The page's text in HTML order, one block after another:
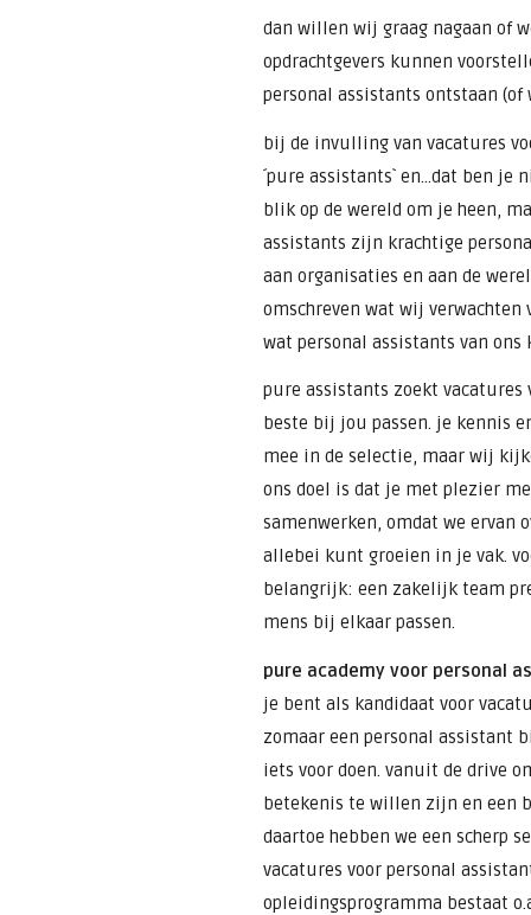
dan willen wij graag nagaan of
opdrachtgevers kunnen
personal assistants ontstaan
bij de invulling van vacatures
´pure assistants` en…dat ben je
blik op de wereld om je heen,
assistants zijn krachtige
aan organisaties en aan de
omschreven wat wij verwachten
wat personal assistants van ons
pure assistants zoekt vacatures
beste bij jou passen. je kennis
mee in de selectie, maar wij
ons doel is dat je met plezier
samenwerken, omdat we ervan
allebei kunt groeien in je vak.
belangrijk: een zakelijk team
mens bij elkaar passen.
pure academy voor personal
je bent als kandidaat voor
zomaar een personal assistant
iets voor doen. vanuit de drive
betekenis te willen zijn en een
daartoe hebben we een scherp
vacatures voor personal
opleidingsprogramma bestaat